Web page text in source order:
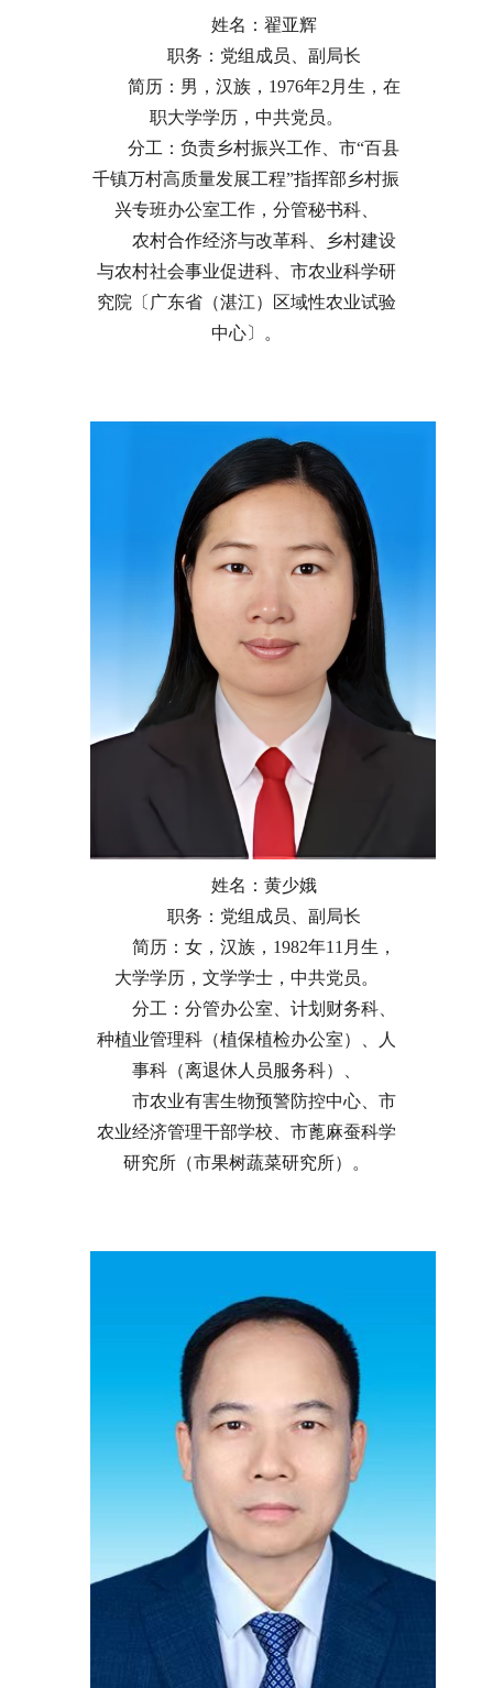
姓名：翟亚辉
职务：党组成员、副局长
简历：男，汉族，1976年2月生，在
职大学学历，中共党员。
分工：负责乡村振兴工作、市“百县
千镇万村高质量发展工程”指挥部乡村振
兴专班办公室工作，分管秘书科、
农村合作经济与改革科、乡村建设
与农村社会事业促进科、市农业科学研
究院〔广东省（湛江）区域性农业试验
中心〕。
姓名：黄少娥
职务：党组成员、副局长
简历：女，汉族，1982年11月生，
大学学历，文学学士，中共党员。
分工： 分管办公室、计划财务科、
种植业管理科（植保植检办公室）、人
事科（离退休人员服务科）、
市农业有害生物预警防控中心、市
农业经济管理干部学校、市蓖麻蚕科学
研究所（市果树蔬菜研究所）。